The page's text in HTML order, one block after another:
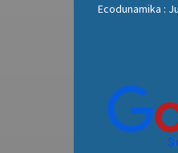
Ecodunamika :